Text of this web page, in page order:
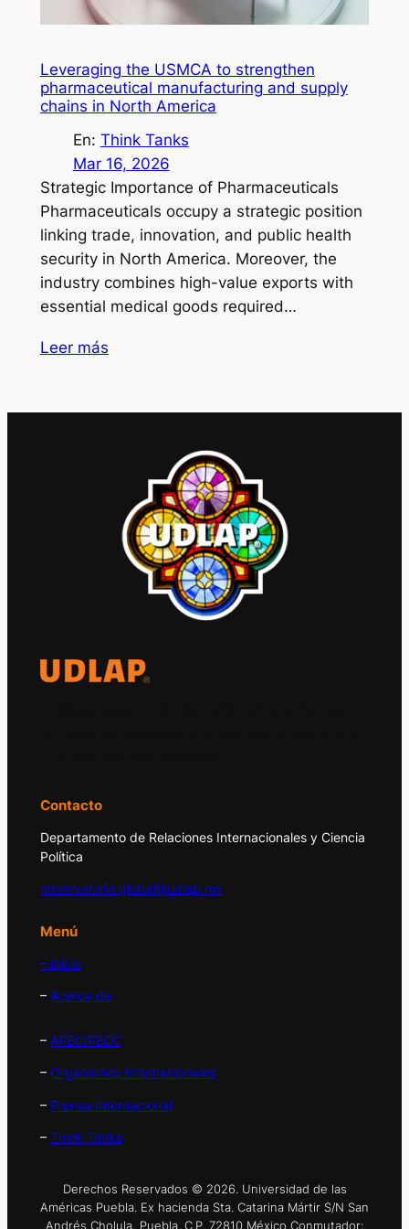
Leveraging the USMCA to strengthen
pharmaceutical manufacturing and supply
chains in North America
En: Think Tanks
Mar 16, 2026
Strategic Importance of Pharmaceuticals
Pharmaceuticals occupy a strategic position
linking trade, innovation, and public health
security in North America. Moreover, the
industry combines high-value exports with
essential medical goods required…
Leer más
Contacto
Departamento de Relaciones Internacionales y Ciencia
Política
observatorio.global@udlap.mx
Menú
– Inicio
– Acerca de
– APEC/PECC
– Organismos Internacionales
– Prensa Internacional
– Think Tanks
Derechos Reservados © 2026. Universidad de las
Américas Puebla. Ex hacienda Sta. Catarina Mártir S/N San
Andrés Cholula, Puebla. C.P. 72810 México Conmutador: